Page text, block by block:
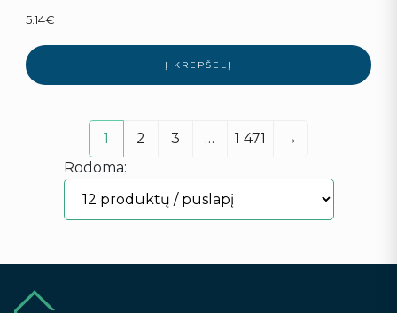
5.14€
Į KREPŠELĮ
1 2 3 … 1 471
→
Rodoma: